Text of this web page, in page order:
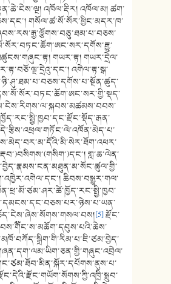
འཁོལ་རྡིཪ། འཁོལ་མ། ཚག་
གསོལ་ཚ་སོ་སོཪ་ཕྱིང་མདཪ་ཁ་
གཡཪ་རྟ། གཡཪ་དྲེལ་
འགེལ་རྟ་སྒ་
གླ་ཆ་ལེན་
ཆིབས་བསྒྱུར་གལ་
[5]རྫོང་